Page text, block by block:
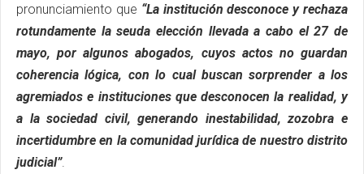
pronunciamiento que “La institución desconoce y rechaza
rotundamente la seuda elección llevada a cabo el 27 de
mayo, por algunos abogados, cuyos actos no guardan
coherencia lógica, con lo cual buscan sorprender a los
agremiados e instituciones que desconocen la realidad, y
a la sociedad civil, generando inestabilidad, zozobra e
incertidumbre en la comunidad jurídica de nuestro distrito
judicial”.